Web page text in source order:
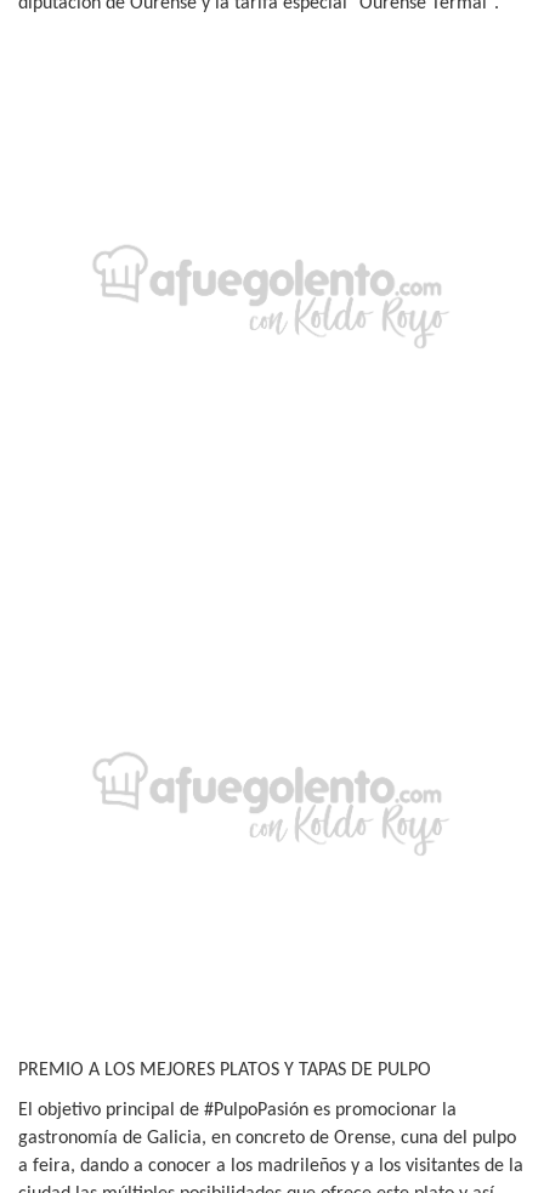
PREMIO A LOS MEJORES PLATOS Y TAPAS DE PULPO
El objetivo principal de #PulpoPasión es promocionar la
gastronomía de Galicia, en concreto de Orense, cuna del pulpo
a feira, dando a conocer a los madrileños y a los visitantes de la